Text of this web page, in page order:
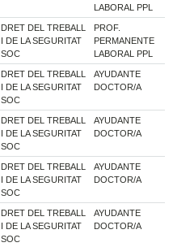
LABORAL PPL
DRET DEL TREBALL
I DE LA SEGURITAT
SOC
PROF.
PERMANENTE
LABORAL PPL
DRET DEL TREBALL
I DE LA SEGURITAT
SOC
AYUDANTE
DOCTOR/A
DRET DEL TREBALL
I DE LA SEGURITAT
SOC
AYUDANTE
DOCTOR/A
DRET DEL TREBALL
I DE LA SEGURITAT
SOC
AYUDANTE
DOCTOR/A
DRET DEL TREBALL
I DE LA SEGURITAT
SOC
AYUDANTE
DOCTOR/A